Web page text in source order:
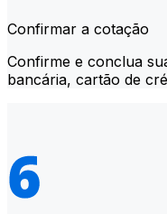
Confirmar a cotação
Confirme e conclua
bancária, cartão de